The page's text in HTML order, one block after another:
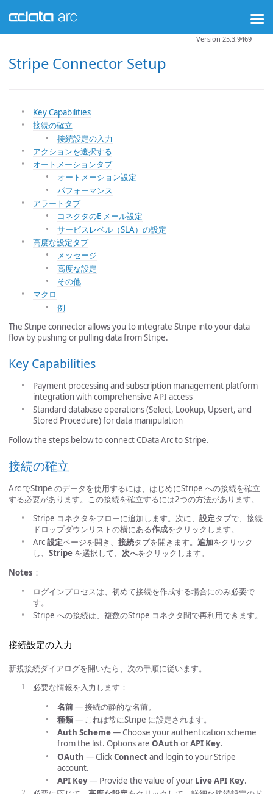
Stripe Connector Setup
Version 25.3.9469
Key Capabilities
接続の確立
接続設定の入力
アクションを選択する
オートメーションタブ
オートメーション設定
パフォーマンス
アラートタブ
コネクタのE メール設定
サービスレベル（SLA）の設定
高度な設定タブ
メッセージ
高度な設定
その他
マクロ
例
The Stripe connector allows you to integrate Stripe into your data
flow by pushing or pulling data from Stripe.
Key Capabilities
Payment processing and subscription management platform
integration with comprehensive API access
Standard database operations (Select, Lookup, Upsert, and
Stored Procedure) for data manipulation
Follow the steps below to connect CData Arc to Stripe.
接続の確立
Arc でStripe のデータを使用するには、はじめにStripe への接続を確立
する必要があります。この接続を確立するには2つの方法があります。
Stripe コネクタをフローに追加します。次に、 設定タブで、接続
ドロップダウンリストの横にある作成をクリックします。
Arc設定ページを開き、 接続タブを開きます。 追加をクリック
し、 Stripe を選択して、 次へをクリックします。
Notes ：
ログインプロセスは、初めて接続を作成する場合にのみ必要で
す。
Stripe への接続は、複数のStripe コネクタ間で再利用できます。
接続設定の入力
新規接続ダイアログを開いたら、次の手順に従います。
必要な情報を入力します：
名前— 接続の静的な名前。
種類— これは常にStripe に設定されます。
Auth Scheme— Choose your authentication scheme
from the list. Options are OAuth orAPI Key.
OAuth — ClickConnectand login to your Stripe
account.
API Key— Provide the value of yourLive API Key.